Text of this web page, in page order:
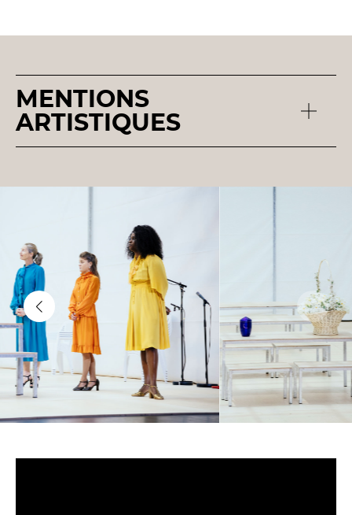
MENTIONS
ARTISTIQUES